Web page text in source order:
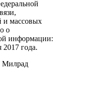
и массовых
о
информации:
года.
Милрад